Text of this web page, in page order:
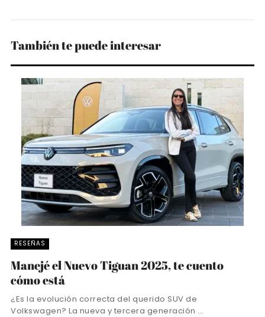
También te puede interesar
RESEÑAS
Manejé el Nuevo Tiguan 2025, te cuento
cómo está
¿Es la evolución correcta del querido SUV de
Volkswagen? La nueva y tercera generación ...